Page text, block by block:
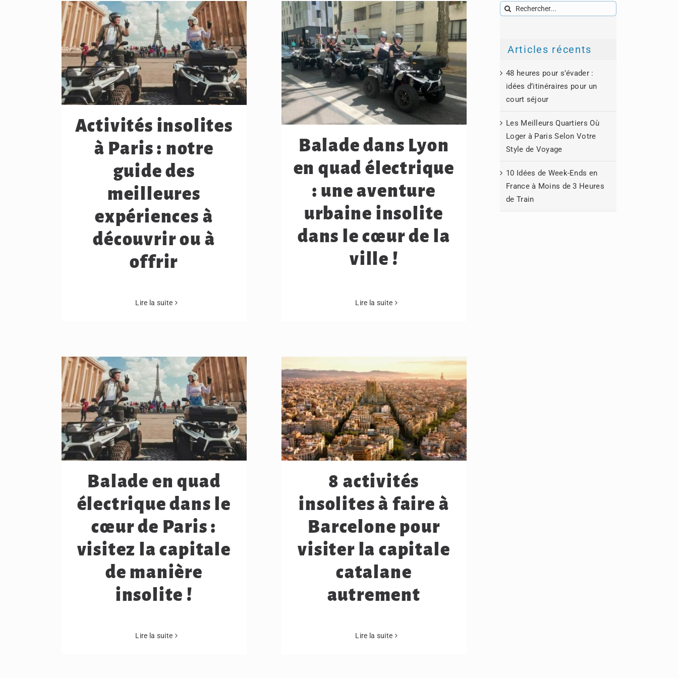
Activités insolites
à Paris : notre
guide des
meilleures
expériences à
découvrir ou à
offrir
Lire la suite
Balade dans Lyon
en quad électrique
: une aventure
urbaine insolite
dans le cœur de la
ville !
Lire la suite
Balade en quad
électrique dans le
cœur de Paris :
visitez la capitale
de manière
insolite !
Lire la suite
8 activités
insolites à faire à
Barcelone pour
visiter la capitale
catalane
autrement
Lire la suite
Rechercher:
Articles récents
48 heures pour s’évader :
idées d’itinéraires pour un
court séjour
Les Meilleurs Quartiers Où
Loger à Paris Selon Votre
Style de Voyage
10 Idées de Week-Ends en
France à Moins de 3 Heures
de Train